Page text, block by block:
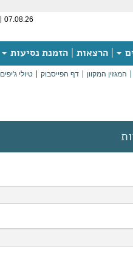
07.08.26
הרצאות הזמנת נסיעות
המגזין המקוון דף הפייסבוק טיולי ג'יפים